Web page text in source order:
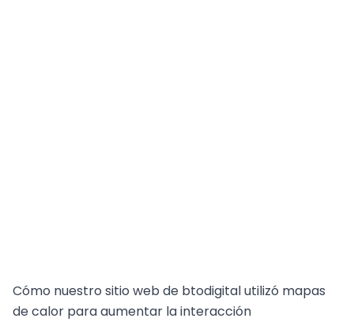
Cómo nuestro sitio web de btodigital utilizó mapas
de calor para aumentar la interacción